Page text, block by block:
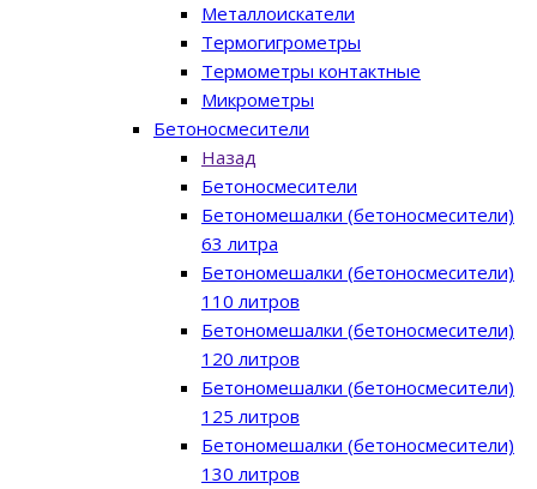
Металлоискатели
Термогигрометры
Термометры контактные
Микрометры
Бетоносмесители
Назад
Бетоносмесители
Бетономешалки (бетоносмесители)
63 литра
Бетономешалки (бетоносмесители)
110 литров
Бетономешалки (бетоносмесители)
120 литров
Бетономешалки (бетоносмесители)
125 литров
Бетономешалки (бетоносмесители)
130 литров